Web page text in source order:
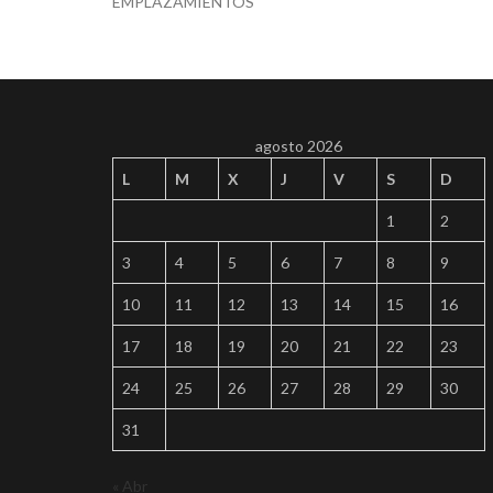
agosto 2026
L
M X J V S D
1 2
3 4 5 6 7 8 9
10 11 12 13 14 15 16
17 18 19 20 21 22 23
24 25 26 27 28 29 30
31
« Abr